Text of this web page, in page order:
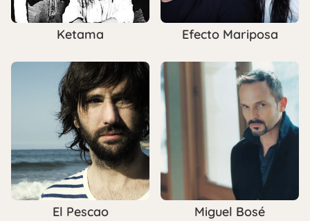
Ketama Efecto Mariposa
El Pescao Miguel Bosé